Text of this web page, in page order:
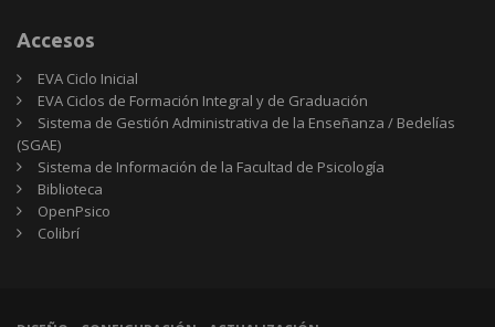
Accesos
EVA Ciclo Inicial
EVA Ciclos de Formación Integral y de Graduación
Sistema de Gestión Administrativa de la Enseñanza / Bedelías
(SGAE)
Sistema de Información de la Facultad de Psicología
Biblioteca
OpenPsico
Colibrí